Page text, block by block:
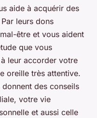
aide à acquérir des
leurs dons
être et vous aident
que vous
leur accorder votre
oreille très attentive.
des conseils
votre vie
et aussi celle